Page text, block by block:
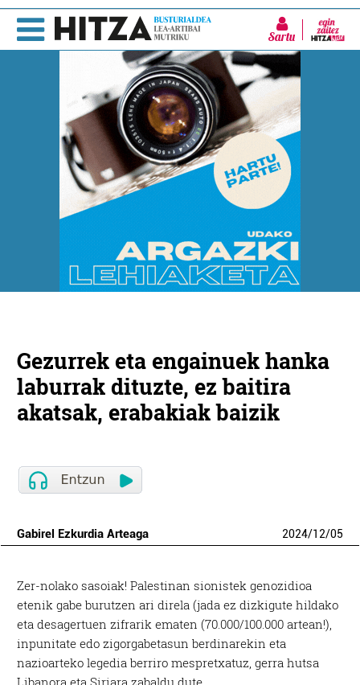
Sartu
Gezurrek eta engainuek hanka
laburrak dituzte, ez baitira
akatsak, erabakiak baizik
Gabirel Ezkurdia Arteaga 2024/12/05
Zer-nolako sasoiak! Palestinan sionistek genozidioa
etenik gabe burutzen ari direla (jada ez dizkigute hildako
eta desagertuen zifrarik ematen (70.000/100.000 artean!),
inpunitate edo zigorgabetasun berdinarekin eta
nazioarteko legedia berriro mespretxatuz, gerra hutsa
Libanora eta Siriara zabaldu dute.